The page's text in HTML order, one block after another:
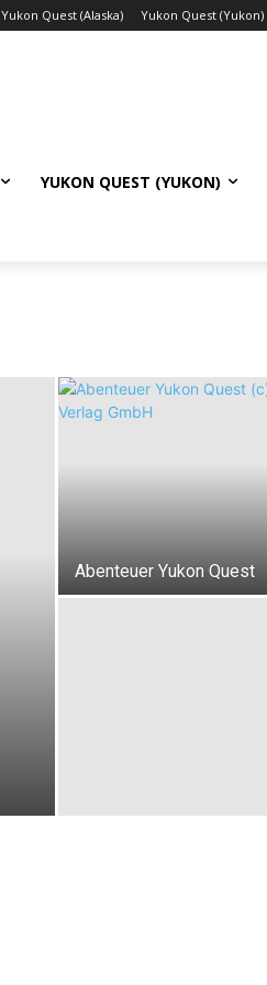
Yukon Quest (Alaska) Yukon Quest (Yukon)
YUKON QUEST (YUKON)
Abenteuer Yukon Quest